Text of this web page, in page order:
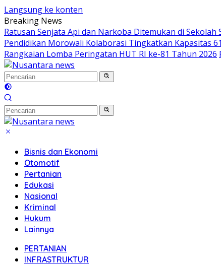
Langsung ke konten
Breaking News
Ratusan Senjata Api dan Narkoba Ditemukan di
Pendidikan Morowali Kolaborasi Tingkatkan Kapasitas
Rangkaian Lomba Peringatan HUT RI ke-81 Tahun 2026
Bisnis dan Ekonomi
Otomotif
Pertanian
Edukasi
Nasional
Kriminal
Hukum
Lainnya
PERTANIAN
INFRASTRUKTUR